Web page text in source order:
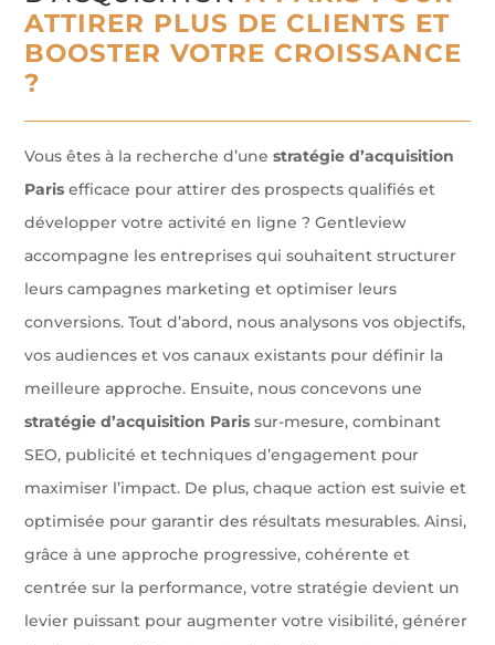
ATTIRER PLUS DE CLIENTS ET
BOOSTER VOTRE CROISSANCE
?
Vous êtes à la recherche d’unestratégie d’acquisition
Paris efficace pour attirer des prospects qualifiés et
développer votre activité en ligne ? Gentleview
accompagne les entreprises qui souhaitent structurer
leurs campagnes marketing et optimiser leurs
conversions. Tout d’abord, nous analysons vos objectifs,
vos audiences et vos canaux existants pour définir la
meilleure approche. Ensuite, nous concevons une
stratégie d’acquisition Paris sur-mesure, combinant
SEO, publicité et techniques d’engagement pour
maximiser l’impact. De plus, chaque action est suivie et
optimisée pour garantir des résultats mesurables. Ainsi,
grâce à une approche progressive, cohérente et
centrée sur la performance, votre stratégie devient un
levier puissant pour augmenter votre visibilité, générer